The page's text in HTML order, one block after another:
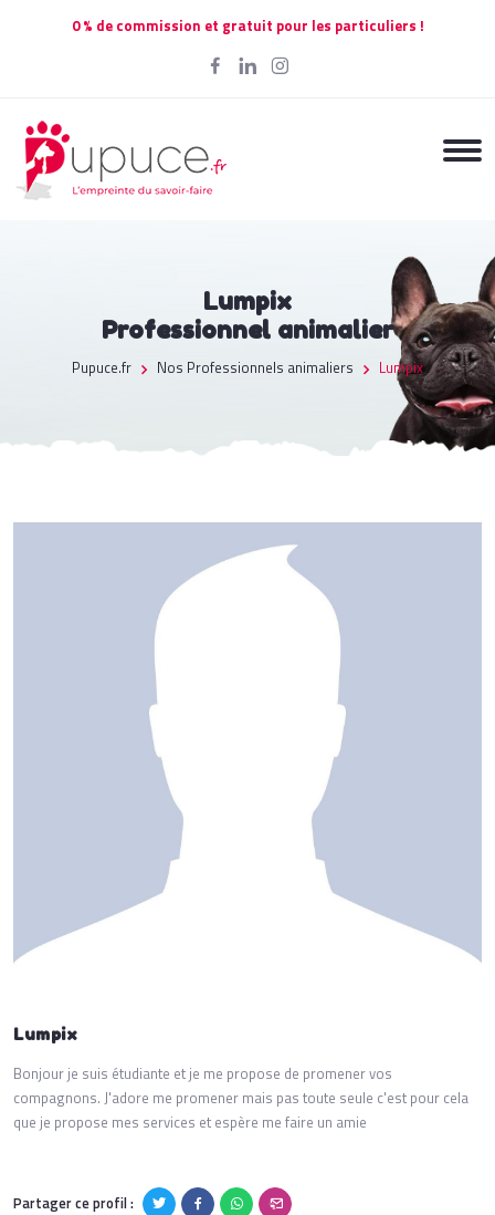
0 % de commission et gratuit pour les particuliers !
Lumpix
Professionnel animalier
Pupuce.fr Nos Professionnels animaliers Lumpix
Lumpix
Bonjour je suis étudiante et je me propose de promener vos
compagnons. J'adore me promener mais pas toute seule c'est pour cela
que je propose mes services et espère me faire un amie
Partager ce profil :